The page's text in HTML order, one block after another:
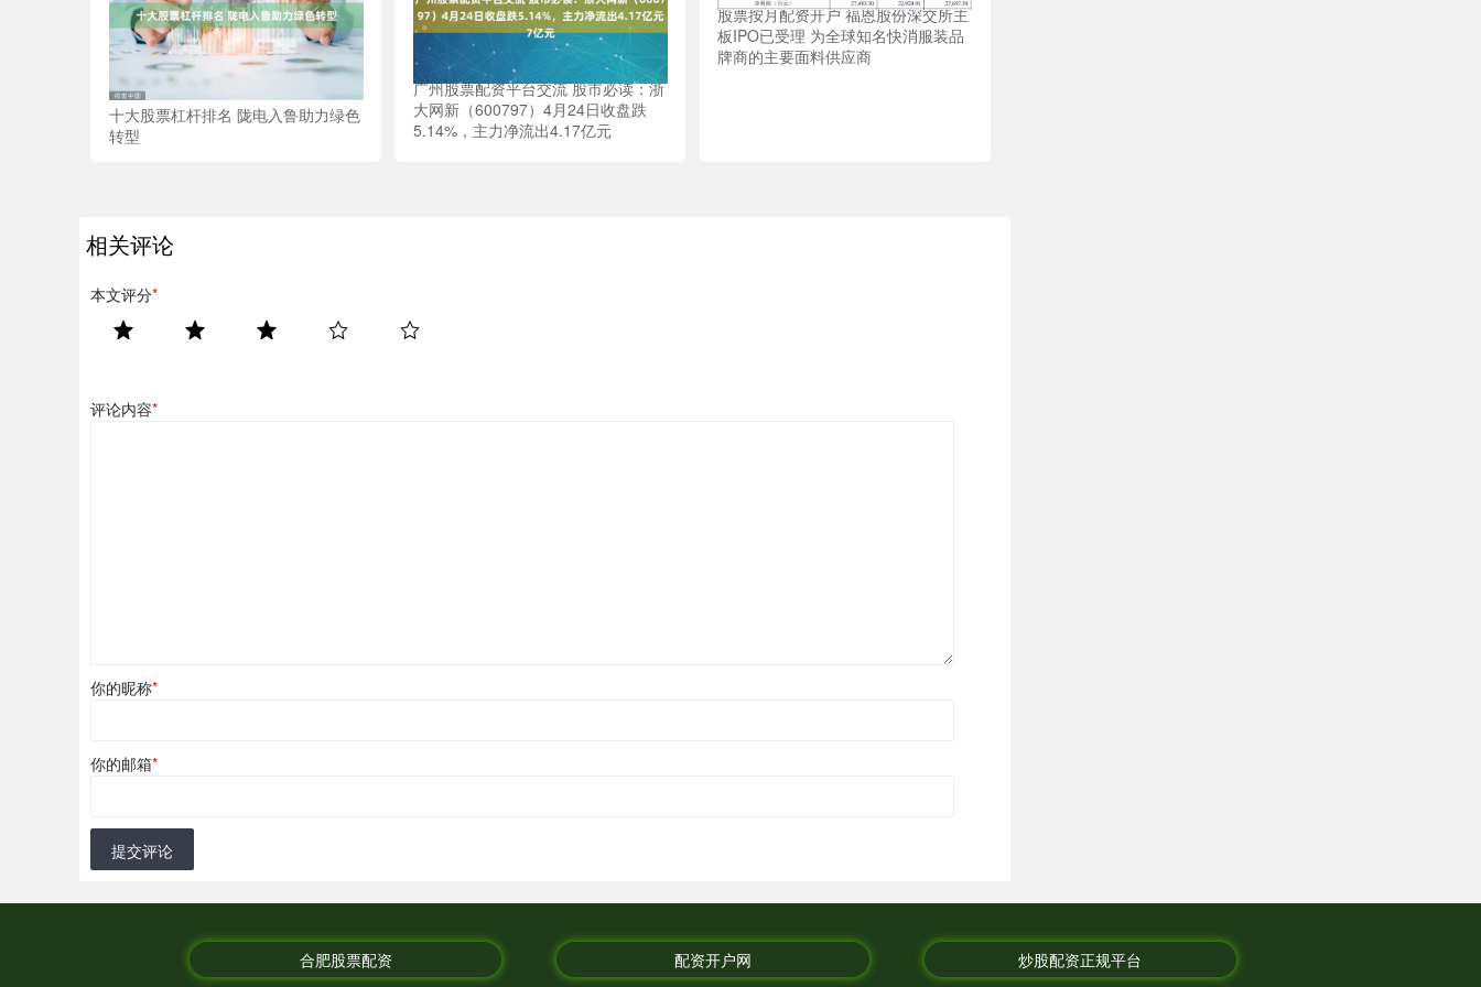
十大股票杠杆排名 陇电入鲁助力绿色
转型
广州股票配资平台交流 股市必读：浙
大网新（600797）4月24日收盘跌
5.14%，主力净流出4.17亿元
股票按月配资开户 福恩股份深交所主
板IPO已受理 为全球知名快消服装品
牌商的主要面料供应商
相关评论
本文评分*
评论内容*
你的昵称*
你的邮箱*
提交评论
合肥股票配资 配资开户网 炒股配资正规平台